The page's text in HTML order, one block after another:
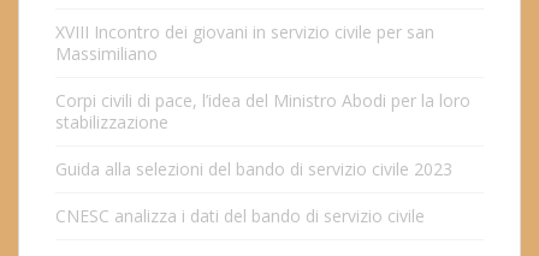
XVIII Incontro dei giovani in servizio civile per san
Massimiliano
Corpi civili di pace, l’idea del Ministro Abodi per la loro
stabilizzazione
Guida alla selezioni del bando di servizio civile 2023
CNESC analizza i dati del bando di servizio civile